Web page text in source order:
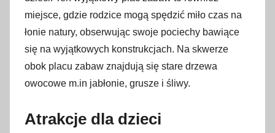
n
o
a
c
miejsce, gdzie rodzice mogą spędzić miło czas na
łonie natury, obserwując swoje pociechy bawiące
się na wyjątkowych konstrukcjach. Na skwerze
obok placu zabaw znajdują się stare drzewa
owocowe m.in jabłonie, grusze i śliwy.
Atrakcje dla dzieci